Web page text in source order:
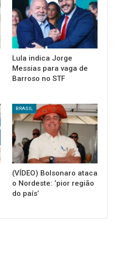
Lula indica Jorge
Messias para vaga de
Barroso no STF
BRASIL
(VÍDEO) Bolsonaro ataca
o Nordeste: ‘pior região
do país’